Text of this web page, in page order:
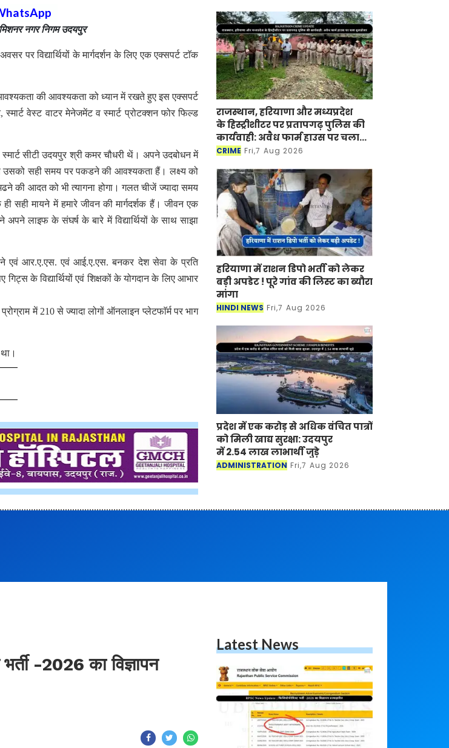
नगर निगम उदयपुर
विद्यार्थियों के मार्गदर्शन के लिए एक एक्सपर्ट टाॅक
की आवश्यकता को ध्यान में रखते हुए इस एक्सपर्ट
वेस्ट वाटर मेनेजमेंट व स्मार्ट प्रोटक्शन फोर फिल्ड
सीटी उदयपुर श्री कमर चौधरी थें। अपने उदबोधन में
उसको सही समय पर पकडने की आवश्यकता हैं। लक्ष्य को
की आदत को भी त्यागना होगा। गलत चीजें ज्यादा समय
सही मायने में हमारे जीवन की मार्गदर्शक हैं। जीवन एक
लाइफ के संघर्ष के बारे में विद्यार्थियों के साथ साझा
एवं आर.ए.एस. एवं आई.ए.एस. बनकर देश सेवा के प्रति
के विद्यार्थियों एवं शिक्षकों के योगदान के लिए आभार
में 210 से ज्यादा लोगों ऑनलाइन प्लेटफाॅर्म पर भाग
राजस्थान, हरियाणा और मध्यप्रदेश
के हिस्ट्रीशीटर पर प्रतापगढ़ पुलिस की
कार्यवाही: अवैध फार्म हाउस पर चला
बुलडोजर
CRIME Fri,7 Aug 2026
हरियाणा में राशन डिपो भर्ती को लेकर
बड़ी अपडेट ! पूरे गांव की लिस्ट का ब्यौरा
मांगा
HINDI NEWS Fri,7 Aug 2026
प्रदेश में एक करोड़ से अधिक वंचित पात्रों
को मिली खाद्य सुरक्षा: उदयपुर
में 2.54 लाख लाभार्थी जुड़े
ADMINISTRATION Fri,7 Aug 2026
-2026 का विज्ञापन
Latest News